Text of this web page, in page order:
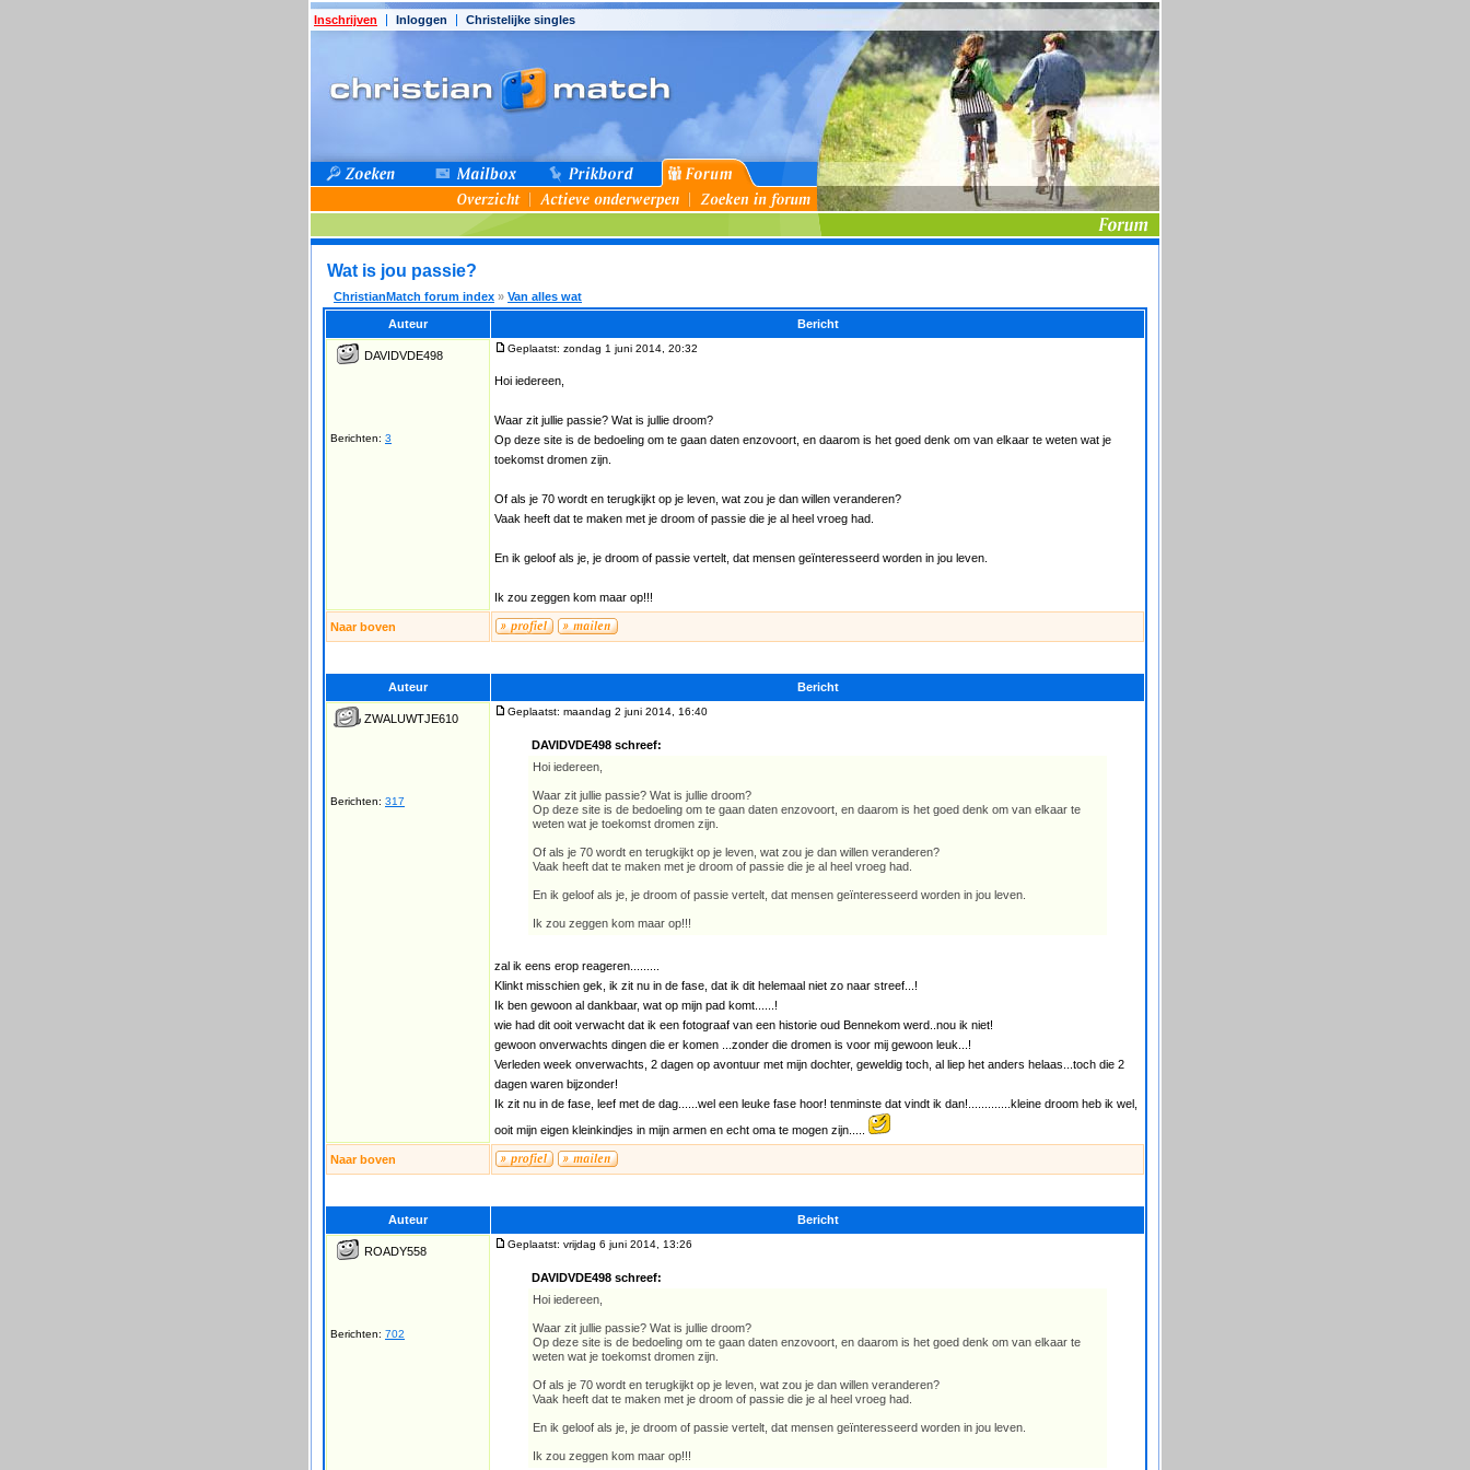
Inschrijven Inloggen Christelijke singles
Wat is jou passie?
ChristianMatch forum index » Van alles wat
Auteur Bericht
DAVIDVDE498
Berichten: 3
Geplaatst: zondag 1 juni 2014, 20:32
Hoi iedereen,
Waar zit jullie passie? Wat is jullie droom?
Op deze site is de bedoeling om te gaan daten enzovoort, en daarom is het goed denk om van elkaar te weten wat je
toekomst dromen zijn.
Of als je 70 wordt en terugkijkt op je leven, wat zou je dan willen veranderen?
Vaak heeft dat te maken met je droom of passie die je al heel vroeg had.
En ik geloof als je, je droom of passie vertelt, dat mensen geïnteresseerd worden in jou leven.
Ik zou zeggen kom maar op!!!
Naar boven
Auteur Bericht
ZWALUWTJE610
Berichten: 317
Geplaatst: maandag 2 juni 2014, 16:40
DAVIDVDE498 schreef:
Hoi iedereen,
Waar zit jullie passie? Wat is jullie droom?
Op deze site is de bedoeling om te gaan daten enzovoort, en daarom is het goed denk om van elkaar te
weten wat je toekomst dromen zijn.
Of als je 70 wordt en terugkijkt op je leven, wat zou je dan willen veranderen?
Vaak heeft dat te maken met je droom of passie die je al heel vroeg had.
En ik geloof als je, je droom of passie vertelt, dat mensen geïnteresseerd worden in jou leven.
Ik zou zeggen kom maar op!!!
zal ik eens erop reageren.........
Klinkt misschien gek, ik zit nu in de fase, dat ik dit helemaal niet zo naar streef...!
Ik ben gewoon al dankbaar, wat op mijn pad komt......!
wie had dit ooit verwacht dat ik een fotograaf van een historie oud Bennekom werd..nou ik niet!
gewoon onverwachts dingen die er komen ...zonder die dromen is voor mij gewoon leuk...!
Verleden week onverwachts, 2 dagen op avontuur met mijn dochter, geweldig toch, al liep het anders helaas...toch die 2
dagen waren bijzonder!
Ik zit nu in de fase, leef met de dag......wel een leuke fase hoor! tenminste dat vindt ik dan!.............kleine droom heb ik wel,
ooit mijn eigen kleinkindjes in mijn armen en echt oma te mogen zijn.....
Naar boven
Auteur Bericht
ROADY558
Berichten: 702
Geplaatst: vrijdag 6 juni 2014, 13:26
DAVIDVDE498 schreef:
Hoi iedereen,
Waar zit jullie passie? Wat is jullie droom?
Op deze site is de bedoeling om te gaan daten enzovoort, en daarom is het goed denk om van elkaar te
weten wat je toekomst dromen zijn.
Of als je 70 wordt en terugkijkt op je leven, wat zou je dan willen veranderen?
Vaak heeft dat te maken met je droom of passie die je al heel vroeg had.
En ik geloof als je, je droom of passie vertelt, dat mensen geïnteresseerd worden in jou leven.
Ik zou zeggen kom maar op!!!